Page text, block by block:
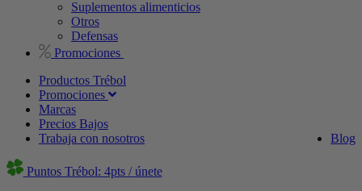
Suplementos alimenticios
Otros
Defensas
Promociones
Productos Trébol
Promociones
Marcas
Precios Bajos
Blog
Trabaja con nosotros
Puntos Trébol: 4pts / únete